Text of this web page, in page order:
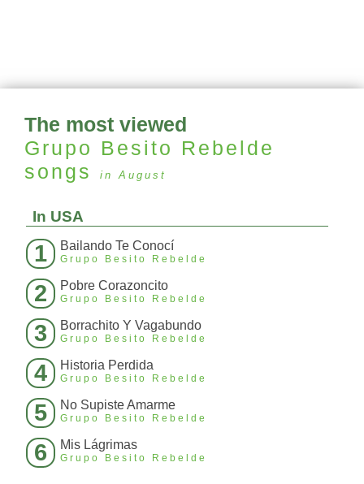
The most viewed
Grupo Besito Rebelde
songs
in August
In USA
1 Bailando Te Conocí
Grupo Besito Rebelde
2 Pobre Corazoncito
Grupo Besito Rebelde
3 Borrachito Y Vagabundo
Grupo Besito Rebelde
4 Historia Perdida
Grupo Besito Rebelde
5 No Supiste Amarme
Grupo Besito Rebelde
6 Mis Lágrimas
Grupo Besito Rebelde